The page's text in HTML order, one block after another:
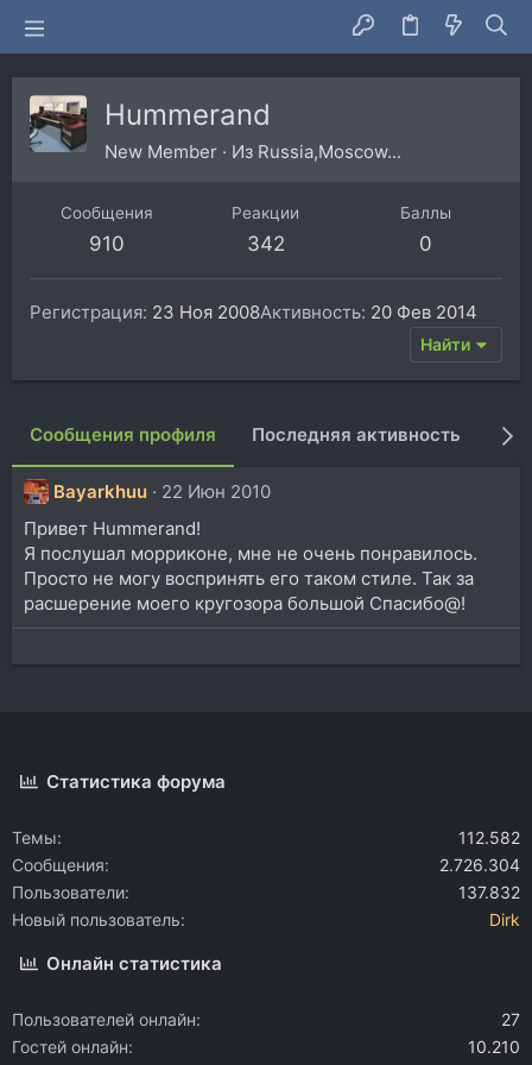
Hummerand
New Member · Из Russia,Moscow...
Сообщения
910
Реакции
342
Баллы
0
Регистрация 23 Ноя 2008Активность 20 Фев 2014
Найти
Сообщения профиля Последняя активность
Bayarkhuu
22 Июн 2010
Привет Hummerand!
Я послушал морриконе, мне не очень понравилось.
Просто не могу воспринять его таком стиле. Так за
расшерение моего кругозора большой Спасибо@!
Статистика форума
Темы
112.582
Сообщения
2.726.304
Пользователи
137.832
Новый пользователь
Dirk
Онлайн статистика
Пользователей онлайн
27
Гостей онлайн
10.210